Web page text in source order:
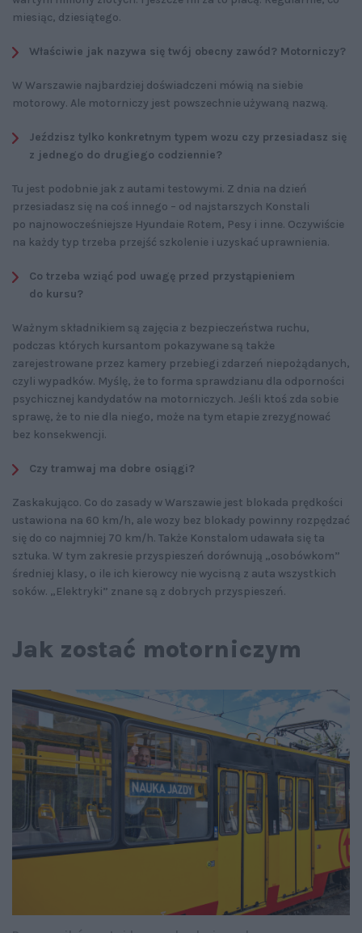
miesiąc, dziesiątego.
Właściwie jak nazywa się twój obecny zawód? Motorniczy?
W Warszawie najbardziej doświadczeni mówią na siebie
motorowy. Ale motorniczy jest powszechnie używaną nazwą.
Jeździsz tylko konkretnym typem wozu czy przesiadasz się
z jednego do drugiego codziennie?
Tu jest podobnie jak z autami testowymi. Z dnia na dzień
przesiadasz się na coś innego – od najstarszych Konstali
po najnowocześniejsze Hyundaie Rotem, Pesy i inne. Oczywiście
na każdy typ trzeba przejść szkolenie i uzyskać uprawnienia.
Co trzeba wziąć pod uwagę przed przystąpieniem
do kursu?
Ważnym składnikiem są zajęcia z bezpieczeństwa ruchu,
podczas których kursantom pokazywane są także
zarejestrowane przez kamery przebiegi zdarzeń niepożądanych,
czyli wypadków. Myślę, że to forma sprawdzianu dla odporności
psychicznej kandydatów na motorniczych. Jeśli ktoś zda sobie
sprawę, że to nie dla niego, może na tym etapie zrezygnować
bez konsekwencji.
Czy tramwaj ma dobre osiągi?
Zaskakująco. Co do zasady w Warszawie jest blokada prędkości
ustawiona na 60 km/h, ale wozy bez blokady powinny rozpędzać
się do co najmniej 70 km/h. Także Konstalom udawała się ta
sztuka. W tym zakresie przyspieszeń dorównują „osobówkom”
średniej klasy, o ile ich kierowcy nie wycisną z auta wszystkich
soków. „Elektryki” znane są z dobrych przyspieszeń.
Jak zostać motorniczym